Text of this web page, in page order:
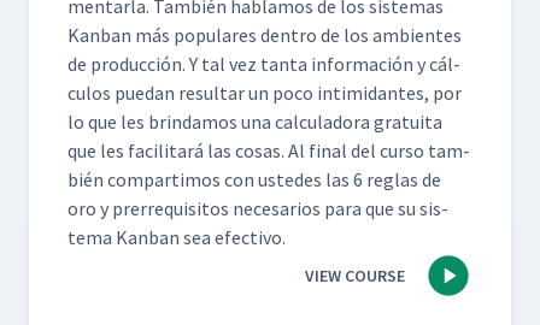
men­tar­la. Tam­bién hablam­os de los sis­temas
Kan­ban más pop­u­lares den­tro de los ambi­entes
de pro­duc­ción. Y tal vez tan­ta infor­ma­ción y cál­
cu­los puedan resul­tar un poco intim­i­dantes, por
lo que les brindamos una cal­cu­lado­ra gra­tui­ta
que les facil­i­tará las cosas. Al final del cur­so tam­
bién com­par­ti­mos con ust­edes las 6 reglas de
oro y pre­rreq­ui­si­tos nece­sar­ios para que su sis­
tema Kan­ban sea efectivo.
VIEW COURSE